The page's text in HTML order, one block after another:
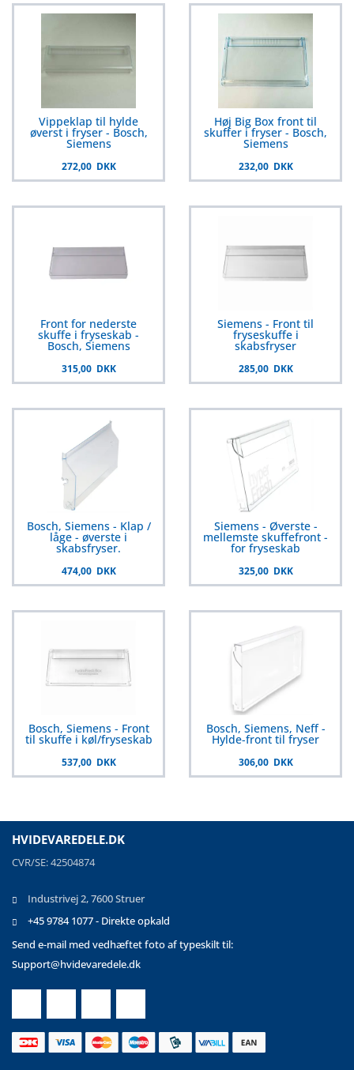
Vippeklap til hylde
øverst i fryser - Bosch,
Siemens
272,00 DKK
Høj Big Box front til
skuffer i fryser - Bosch,
Siemens
232,00 DKK
Front for nederste
skuffe i fryseskab -
Bosch, Siemens
315,00 DKK
Siemens - Front til
fryseskuffe i
skabsfryser
285,00 DKK
Bosch, Siemens - Klap /
låge - øverste i
skabsfryser.
474,00 DKK
Siemens - Øverste -
mellemste skuffefront -
for fryseskab
325,00 DKK
Bosch, Siemens - Front
til skuffe i køl/fryseskab
537,00 DKK
Bosch, Siemens, Neff -
Hylde-front til fryser
306,00 DKK
HVIDEVAREDELE.DK
CVR/SE: 42504874
Industrivej 2, 7600 Struer
+45 9784 1077 - Direkte opkald
Send e-mail med vedhæftet foto af typeskilt til:
Support@hvidevaredele.dk